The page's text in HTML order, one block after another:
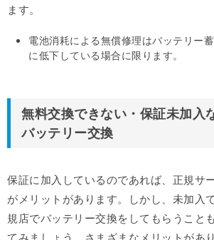
ます。
電池消耗による無償修理はバッテリー
に低下している場合に限ります。
無料交換できない・保証未加入
バッテリー交換
保証に加入しているのであれば、正規サ
がメリットがあります。しかし、未加入
規店でバッテリー交換をしてもらうこと
てみましょう。さまざまなメリットがあり